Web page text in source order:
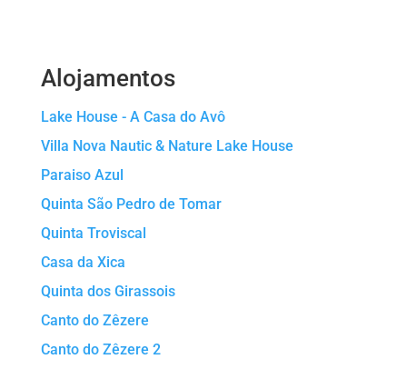
Alojamentos
Lake House - A Casa do Avô
Villa Nova Nautic & Nature Lake House
Paraiso Azul
Quinta São Pedro de Tomar
Quinta Troviscal
Casa da Xica
Quinta dos Girassois
Canto do Zêzere
Canto do Zêzere 2